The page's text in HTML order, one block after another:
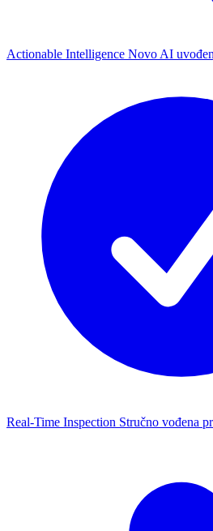
Actionable Intelligence Novo AI
Real-Time Inspection Stručno vođena